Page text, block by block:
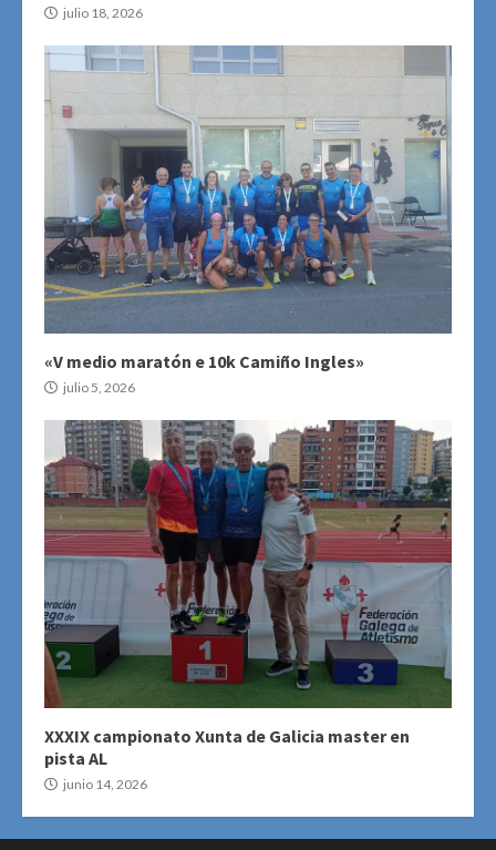
julio 18, 2026
«V medio maratón e 10k Camiño Ingles»
julio 5, 2026
XXXIX campionato Xunta de Galicia master en
pista AL
junio 14, 2026